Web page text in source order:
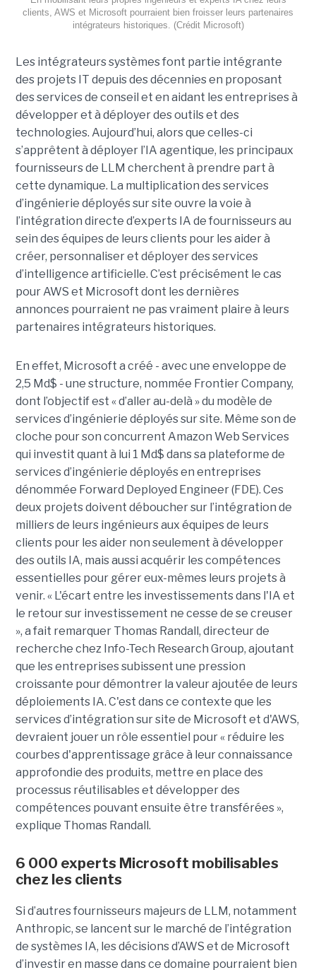
clients, AWS et Microsoft pourraient bien froisser leurs partenaires
intégrateurs historiques. (Crédit Microsoft)
Les intégrateurs systèmes font partie intégrante
des projets IT depuis des décennies en proposant
des services de conseil et en aidant les entreprises à
développer et à déployer des outils et des
technologies. Aujourd’hui, alors que celles-ci
s’apprêtent à déployer l’IA agentique, les principaux
fournisseurs de LLM cherchent à prendre part à
cette dynamique. La multiplication des services
d’ingénierie déployés sur site ouvre la voie à
l’intégration directe d’experts IA de fournisseurs au
sein des équipes de leurs clients pour les aider à
créer, personnaliser et déployer des services
d’intelligence artificielle. C’est précisément le cas
pour AWS et Microsoft dont les dernières
annonces pourraient ne pas vraiment plaire à leurs
partenaires intégrateurs historiques.
En effet, Microsoft a créé - avec une enveloppe de
2,5 Md$ - une structure, nommée Frontier Company,
dont l’objectif est « d’aller au-delà » du modèle de
services d’ingénierie déployés sur site. Même son de
cloche pour son concurrent Amazon Web Services
qui investit quant à lui 1 Md$ dans sa plateforme de
services d’ingénierie déployés en entreprises
dénommée Forward Deployed Engineer (FDE). Ces
deux projets doivent déboucher sur l’intégration de
milliers de leurs ingénieurs aux équipes de leurs
clients pour les aider non seulement à développer
des outils IA, mais aussi acquérir les compétences
essentielles pour gérer eux-mêmes leurs projets à
venir. « L'écart entre les investissements dans l'IA et
le retour sur investissement ne cesse de se creuser
», a fait remarquer Thomas Randall, directeur de
recherche chez Info-Tech Research Group, ajoutant
que les entreprises subissent une pression
croissante pour démontrer la valeur ajoutée de leurs
déploiements IA. C'est dans ce contexte que les
services d’intégration sur site de Microsoft et d'AWS,
devraient jouer un rôle essentiel pour « réduire les
courbes d'apprentissage grâce à leur connaissance
approfondie des produits, mettre en place des
processus réutilisables et développer des
compétences pouvant ensuite être transférées »,
explique Thomas Randall.
6 000 experts Microsoft mobilisables
chez les clients
Si d’autres fournisseurs majeurs de LLM, notamment
Anthropic, se lancent sur le marché de l’intégration
de systèmes IA, les décisions d’AWS et de Microsoft
d’investir en masse dans ce domaine pourraient bien